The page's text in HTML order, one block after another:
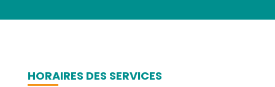
HORAIRES DES SERVICES